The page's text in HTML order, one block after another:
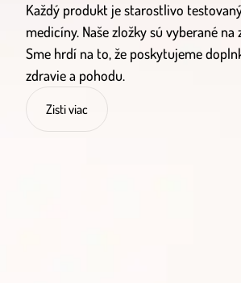
Každý produkt je starostlivo
medicíny. Naše zložky sú vyberané
Sme hrdí na to, že poskytujeme
zdravie a pohodu.
Zisti viac